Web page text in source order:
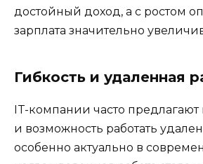
достойный доход, а с ростом
зарплата значительно
Гибкость и удаленная
IT-компании часто
и возможность работать
особенно актуально в